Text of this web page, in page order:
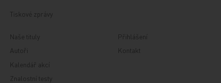
Tiskové zprávy
Naše tituly
Autoři
Kalendář akcí
Znalostní testy
Přihlášení
Kontakt